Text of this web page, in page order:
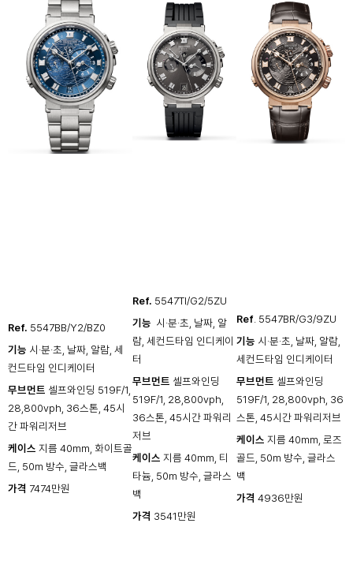
Ref. 5547BB/Y2/BZ0
기능 시·분·초, 날짜, 알람, 세
컨드타임 인디케이터
무브먼트 셀프와인딩 519F/1,
28,800vph, 36스톤, 45시
간 파워리저브
케이스 지름 40mm, 화이트골
드, 50m 방수, 글라스백
가격 7474만원
Ref. 5547TI/G2/5ZU
기능 ​ 시·분·초, 날짜, 알
람, 세컨드타임 인디케이
터
무브먼트 셀프와인딩
519F/1, 28,800vph,
36스톤, 45시간 파워리
저브
케이스 지름 40mm, 티
타늄, 50m 방수, 글라스
백
가격 3541만원
Ref. 5547BR/G3/9ZU
기능 시·분·초, 날짜, 알람,
세컨드타임 인디케이터
무브먼트 셀프와인딩
519F/1, 28,800vph, 36
스톤, 45시간 파워리저브
케이스 지름 40mm, 로즈
골드, 50m 방수, 글라스
백
가격 4936만원